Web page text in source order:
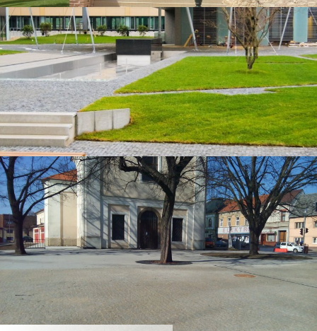
Kutná Hora, Chrám Sv. Barbory
Ostrava, The Orchard